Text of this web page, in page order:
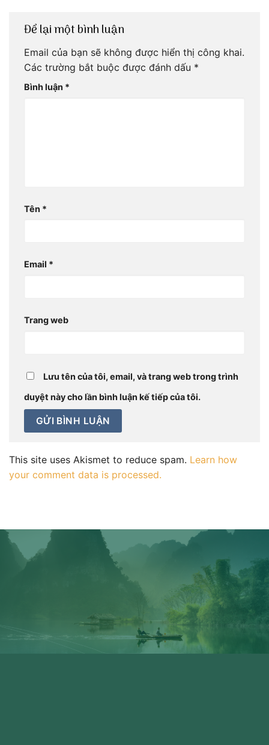
Để lại một bình luận
Email của bạn sẽ không được hiển thị công khai.
Các trường bắt buộc được đánh dấu *
Bình luận *
Tên *
Email *
Trang web
Lưu tên của tôi, email, và trang web trong trình
duyệt này cho lần bình luận kế tiếp của tôi.
This site uses Akismet to reduce spam. Learn how
your comment data is processed.